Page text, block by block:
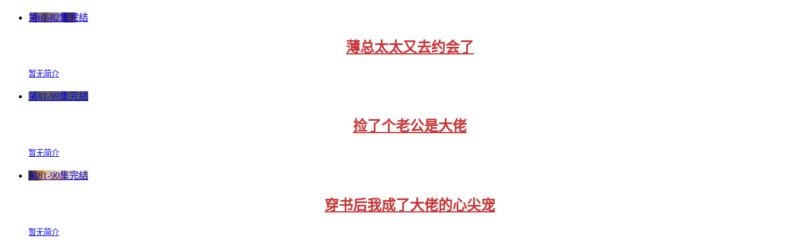
第61-82集完结
薄总太太又去约会了
暂无简介
第81-99集完结
捡了个老公是大佬
暂无简介
第81-90集完结
穿书后我成了大佬的心尖宠
暂无简介